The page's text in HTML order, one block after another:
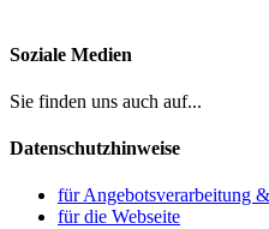
Soziale Medien
Sie finden uns auch auf...
Datenschutzhinweise
für Angebotsverarbeitung
für die Webseite